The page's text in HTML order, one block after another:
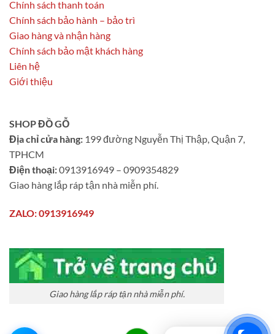
Chính sách thanh toán
Chính sách bảo hành – bảo trì
Giao hàng và nhận hàng
Chính sách bảo mật khách hàng
Liên hệ
Giới thiệu
SHOP ĐỒ GỖ
Địa chỉ cửa hàng: 199 đường Nguyễn Thị Thập, Quận 7,
TPHCM
Điện thoại:0913916949 – 0909354829
Giao hàng lắp ráp tận nhà miễn phí.
ZALO: 0913916949
Giao hàng lắp ráp tận nhà miễn phí.